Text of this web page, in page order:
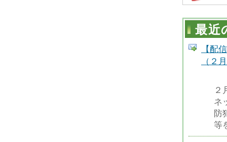
最近
【配
（２
２
ネ
防
等